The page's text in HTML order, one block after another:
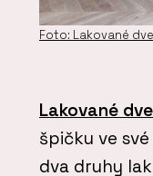
Foto: Lakované
Lakované
špičku ve
dva druhy